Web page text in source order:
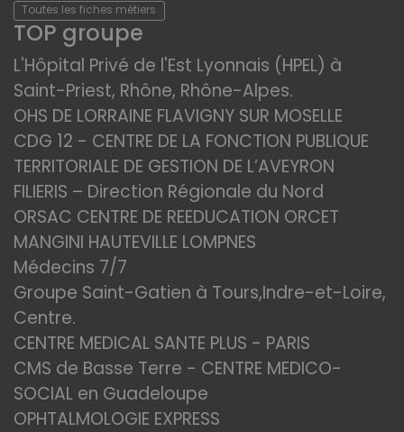
Toutes les fiches métiers
TOP groupe
L'Hôpital Privé de l'Est Lyonnais (HPEL) à
Saint-Priest, Rhône, Rhône-Alpes.
OHS DE LORRAINE FLAVIGNY SUR MOSELLE
CDG 12 - CENTRE DE LA FONCTION PUBLIQUE
TERRITORIALE DE GESTION DE L’AVEYRON
FILIERIS – Direction Régionale du Nord
ORSAC CENTRE DE REEDUCATION ORCET
MANGINI HAUTEVILLE LOMPNES
Médecins 7/7
Groupe Saint-Gatien à Tours,Indre-et-Loire,
Centre.
CENTRE MEDICAL SANTE PLUS - PARIS
CMS de Basse Terre - CENTRE MEDICO-
SOCIAL en Guadeloupe
OPHTALMOLOGIE EXPRESS